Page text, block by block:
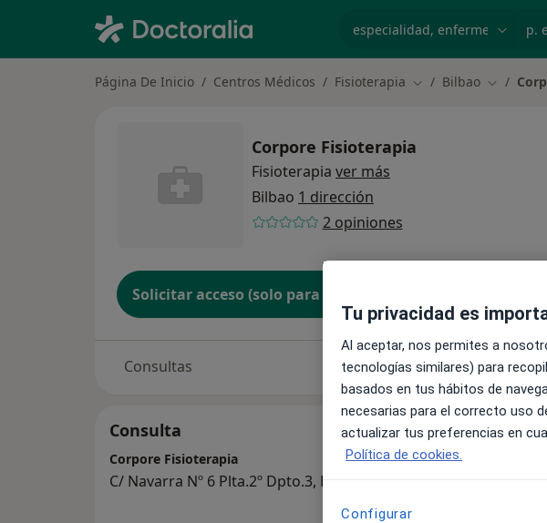
Página De Inicio Centros Médicos Fisioterapia Cambiar de ciudad
Bilbao Cambiar
Corpore Fisioterapia
Fisioterapia ver más
Bilbao 1 dirección
2 opiniones
Solicitar acceso (solo para propietarios)
Consultas Opiniones
Consulta
Corpore Fisioterapia
C/ Navarra Nº 6 Plta.2º Dpto.3, Bilbao 48001
Tu privacidad es
Al aceptar, nos permites a
tecnologías similares) para
basados en tus hábitos de
necesarias para el correcto uso
actualizar tus preferencias en
Política de cookies.
Configurar